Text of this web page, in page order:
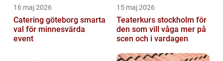
16 maj 2026
Catering göteborg smarta
val för minnesvärda
event
15 maj 2026
Teaterkurs stockholm för
den som vill våga mer på
scen och i vardagen